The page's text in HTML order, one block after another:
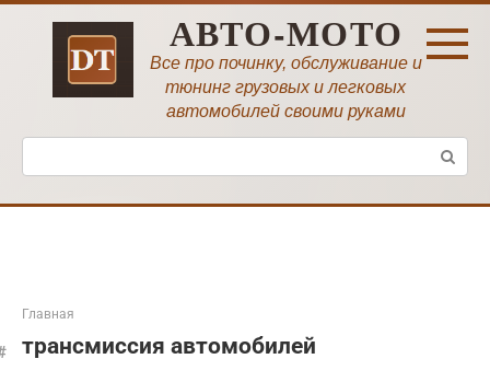
Перейти
АВТО-МОТО
Все про починку, обслуживание и
тюнинг грузовых и легковых
автомобилей своими руками
Поиск:
Главная
трансмиссия автомобилей